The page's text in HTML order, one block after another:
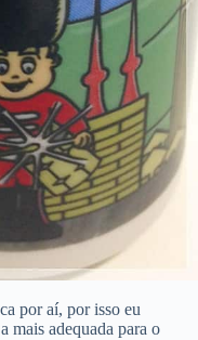
por aí, por isso eu
mais adequada para o